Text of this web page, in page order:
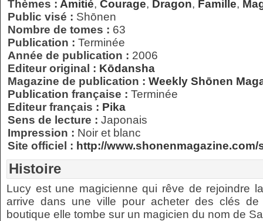
Thèmes : Amitié, Courage, Dragon, Famille,
Public visé : Shōnen
Nombre de tomes : 63
Publication : Terminée
Année de publication : 2006
Editeur original : Kōdansha
Magazine de publication : Weekly Shōnen
Publication française : Terminée
Editeur français : Pika
Sens de lecture : Japonais
Impression : Noir et blanc
Site officiel : http://
Histoire
Lucy est une magicienne qui rêve de rejoindre
arrive dans une ville pour acheter des clés
boutique elle tombe sur un magicien du nom de